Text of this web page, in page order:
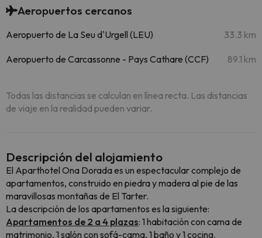
Aeropuertos cercanos
Aeropuerto de La Seu d'Urgell (LEU) 33.3 km
Aeropuerto de Carcassonne - Pays Cathare (CCF) 89.1 km
Todas las distancias se calculan en línea recta. Las distancias
de viaje en la realidad pueden variar.
Descripción del alojamiento
El Aparthotel Ona Dorada es un espectacular complejo de
apartamentos, construido en piedra y madera al pie de las
maravillosas montañas de El Tarter.
La descripción de los apartamentos es la siguiente:
Apartamentos de 2 a 4 plazas: 1 habitación con cama de
matrimonio, 1 salón con sofá-cama, 1 baño y 1 cocina.